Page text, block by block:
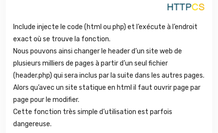
Include injecte le code (html ou php) et l’exécute à l’endroit
exact où se trouve la fonction.
Nous pouvons ainsi changer le header d’un site web de
plusieurs milliers de pages à partir d’un seul fichier
(header.php) qui sera inclus par la suite dans les autres pages.
Alors qu’avec un site statique en html il faut ouvrir page par
page pour le modifier.
Cette fonction très simple d’utilisation est parfois
dangereuse.